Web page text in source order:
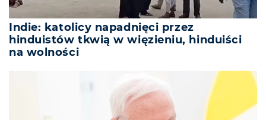
Indie: katolicy napadnięci przez
hinduistów tkwią w więzieniu, hinduiści
na wolności